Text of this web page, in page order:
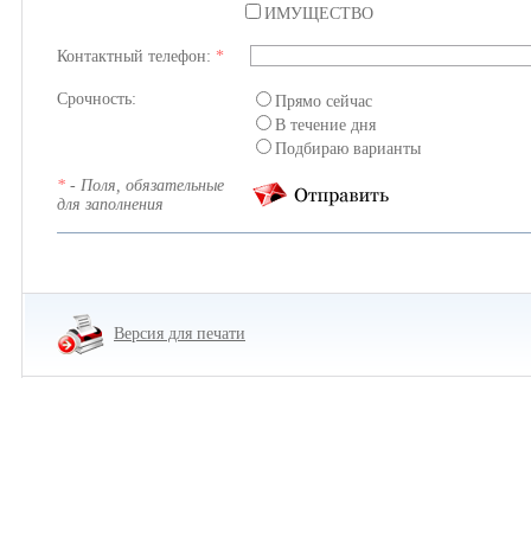
ИМУЩЕСТВО
Контактный телефон: *
Срочность:
Прямо сейчас
В течение дня
Подбираю варианты
* - Поля, обязательные
для заполнения
Версия для печати